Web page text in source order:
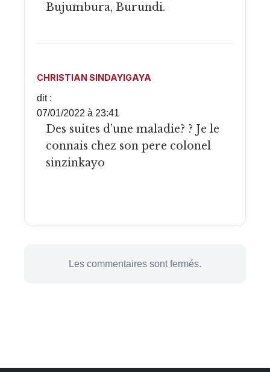
Bujumbura, Burundi.
CHRISTIAN SINDAYIGAYA
dit :
07/01/2022 à 23:41
Des suites d’une maladie? ? Je le
connais chez son pere colonel
sinzinkayo
Les commentaires sont fermés.